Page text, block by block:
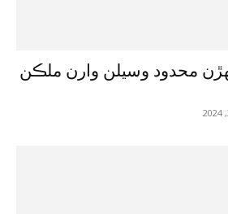
محدود وسيلن وارن ملڪن